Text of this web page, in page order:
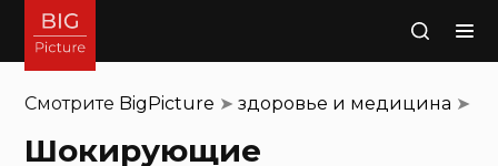
Поиск
Смотрите BigPicture ➤здоровье и медицина ➤
Шокирующие